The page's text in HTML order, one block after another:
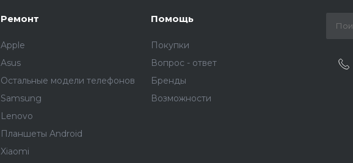
Ремонт
Apple
Asus
Остальные модели телефонов
Samsung
Lenovo
Планшеты Android
Xiaomi
Помощь
Покупки
Вопрос - ответ
Бренды
Возможности